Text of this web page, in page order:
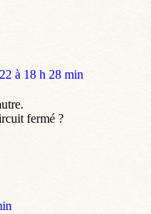
à 18 h 28 min
fermé ?